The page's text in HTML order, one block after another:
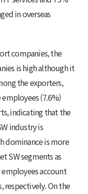
in overseas
companies, the
is high although it
the exporters,
(7.6%)
indicating that the
industry is
dominance is more
SW segments as
account
respectively. On the